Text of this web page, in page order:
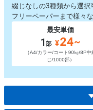
綴じなしの3種類から選択
フリーペーパーまで様々
最安単価
1部 ¥24~
（A4/カラー/コート90㎏/8P中
じ/1000部）